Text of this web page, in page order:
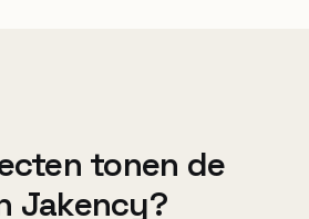
tonen de
Jakency?